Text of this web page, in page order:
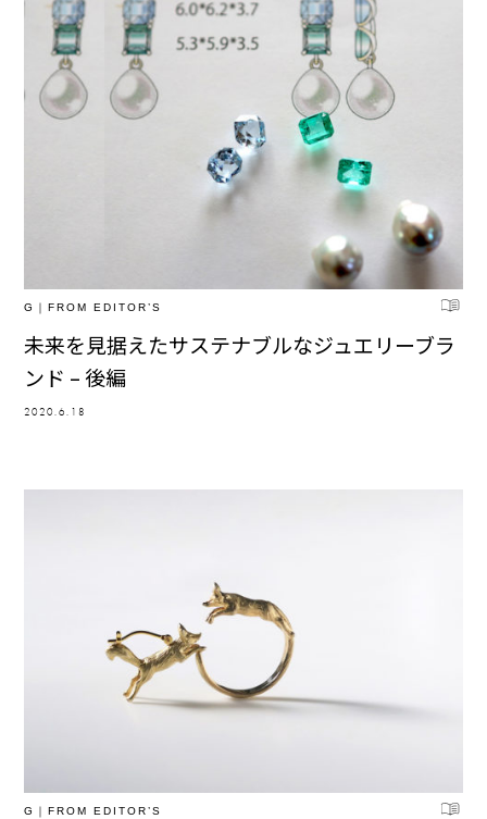
G｜FROM EDITOR’S
未来を見据えたサステナブルなジュエリーブラ
ンド – 後編
2020.6.18
G｜FROM EDITOR’S